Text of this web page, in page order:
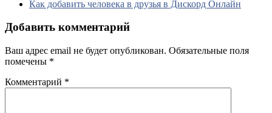
Как добавить человека в друзья в Дискорд Онлайн
Добавить комментарий
Ваш адрес email не будет опубликован. Обязательные поля
помечены *
Комментарий *